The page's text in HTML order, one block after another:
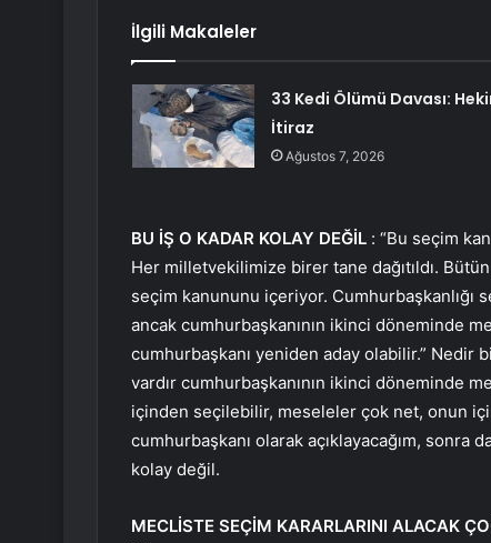
İlgili Makaleler
33 Kedi Ölümü Davası:
İtiraz
Ağustos 7, 2026
BU İŞ O KADAR KOLAY DEĞİL : “Bu seçim
Her milletvekilimize birer tane dağıtıldı.
seçim kanununu içeriyor. Cumhurbaşkanlığı
ancak cumhurbaşkanının ikinci döneminde
cumhurbaşkanı yeniden aday olabilir.” Nedir
vardır cumhurbaşkanının ikinci döneminde
içinden seçilebilir, meseleler çok net, onun için
cumhurbaşkanı olarak açıklayacağım, sonra
kolay değil.
MECLİSTE SEÇİM KARARLARINI ALACAK